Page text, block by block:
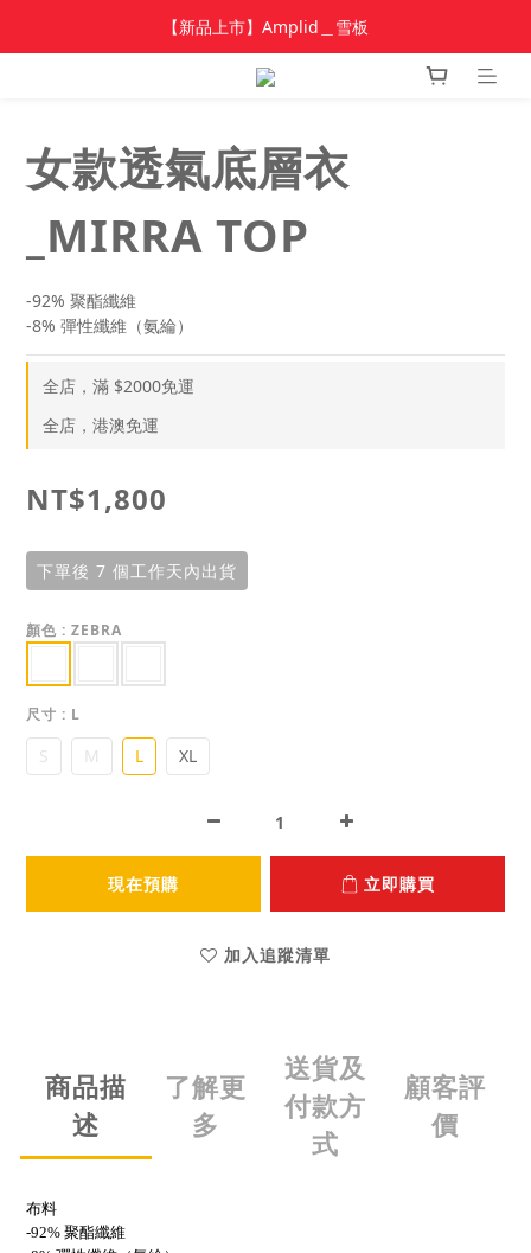
加入新會員 領$100 購物金，首單享免運🚛
【新品上市】Amplid＿雪板
【新品上市】雪季商品
女款透氣底層衣
_MIRRA TOP
-92% 聚酯纖維
-8% 彈性纖維（氨綸）
全店，滿 $2000免運
全店，港澳免運
NT$1,800
下單後 7 個工作天內出貨
顏色 : ZEBRA
尺寸 : L
S M L XL
現在預購 立即購買
加入追蹤清單
商品描
述
了解更
多
送貨及
付款方
式
顧客評
價
布料
-92% 聚酯纖維